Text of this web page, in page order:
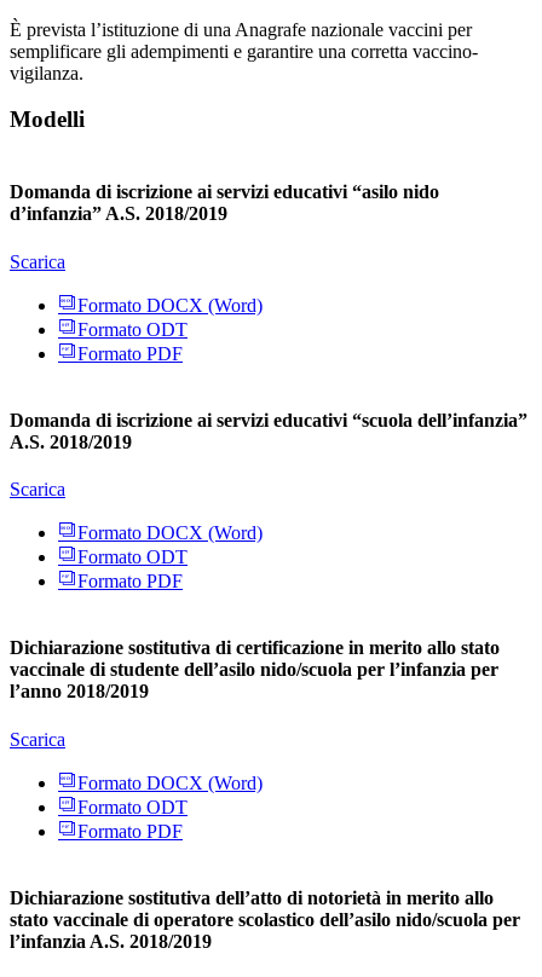
È prevista l’istituzione di una Anagrafe nazionale vaccini per
semplificare gli adempimenti e garantire una corretta vaccino-
vigilanza.
Modelli
Domanda di iscrizione ai servizi educativi “asilo nido
d’infanzia” A.S. 2018/2019
Scarica
Formato DOCX (Word)
Formato ODT
Formato PDF
Domanda di iscrizione ai servizi educativi “scuola dell’infanzia”
A.S. 2018/2019
Scarica
Formato DOCX (Word)
Formato ODT
Formato PDF
Dichiarazione sostitutiva di certificazione in merito allo stato
vaccinale di studente dell’asilo nido/scuola per l’infanzia per
l’anno 2018/2019
Scarica
Formato DOCX (Word)
Formato ODT
Formato PDF
Dichiarazione sostitutiva dell’atto di notorietà in merito allo
stato vaccinale di operatore scolastico dell’asilo nido/scuola per
l’infanzia A.S. 2018/2019